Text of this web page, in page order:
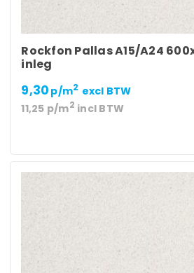
Rockfon Pallas A15/A24
inleg
9,30 p/m2 excl BTW
11,25 p/m2 incl BTW